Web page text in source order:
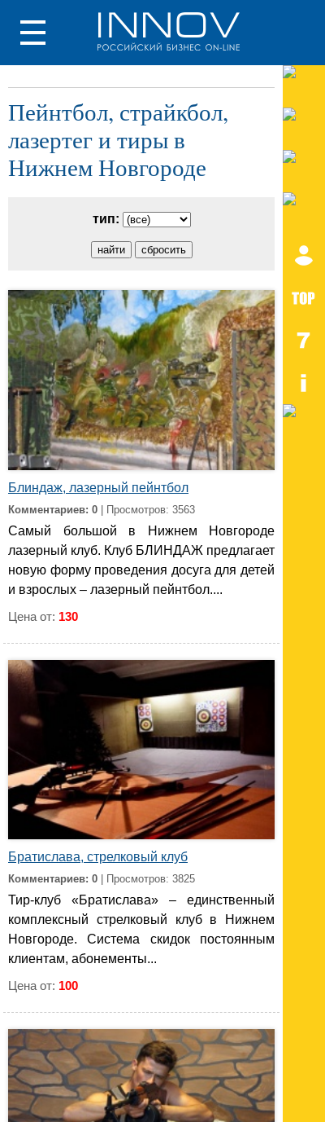
Пейнтбол, страйкбол,
лазертег и тиры в
Нижнем Новгороде
тип:
Блиндаж, лазерный пейнтбол
Комментариев: 0 | Просмотров: 3563
Самый большой в Нижнем Новгороде
лазерный клуб. Клуб БЛИНДАЖ предлагает
новую форму проведения досуга для детей
и взрослых – лазерный пейнтбол....
Цена от: 130
Братислава, стрелковый клуб
Комментариев: 0 | Просмотров: 3825
Тир-клуб «Братислава» – единственный
комплексный стрелковый клуб в Нижнем
Новгороде. Система скидок постоянным
клиентам, абонементы...
Цена от: 100